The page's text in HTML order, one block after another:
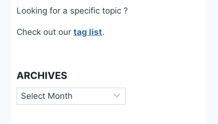
Looking for a specific topic ?
Check out our tag list.
ARCHIVES
Archives